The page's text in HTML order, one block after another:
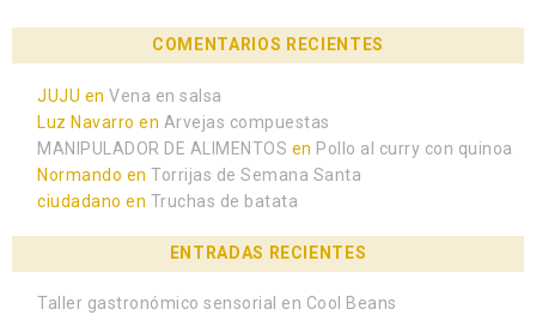
COMENTARIOS RECIENTES
JUJU enVena en salsa
Luz Navarro en Arvejas compuestas
MANIPULADOR DE ALIMENTOS en Pollo al curry con quinoa
Normando enTorrijas de Semana Santa
ciudadano en Truchas de batata
ENTRADAS RECIENTES
Taller gastronómico sensorial en Cool Beans